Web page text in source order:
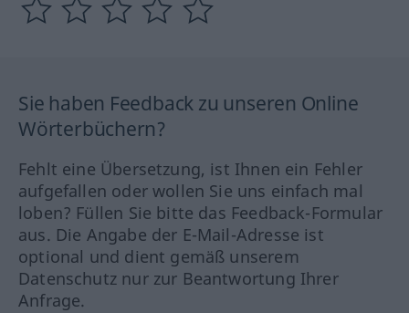
Sie haben Feedback zu unseren Online
Wörterbüchern?
Fehlt eine Übersetzung, ist Ihnen ein Fehler
aufgefallen oder wollen Sie uns einfach mal
loben? Füllen Sie bitte das Feedback-Formular
aus. Die Angabe der E-Mail-Adresse ist
optional und dient gemäß unserem
Datenschutz nur zur Beantwortung Ihrer
Anfrage.